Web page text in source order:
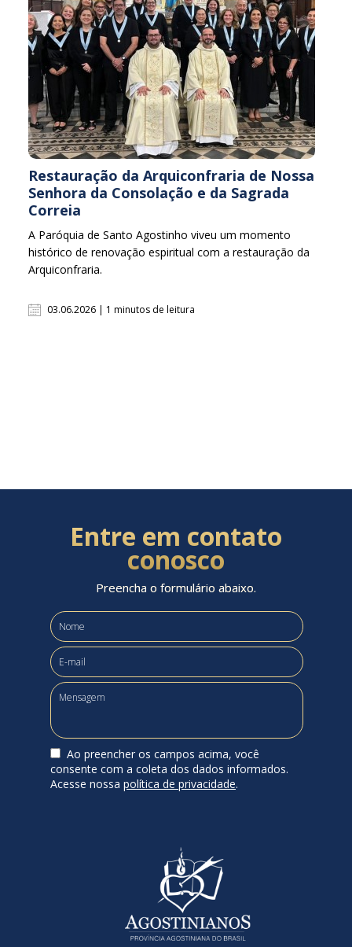
Restauração da Arquiconfraria de Nossa
Senhora da Consolação e da Sagrada
Correia
A Paróquia de Santo Agostinho viveu um momento
histórico de renovação espiritual com a restauração da
Arquiconfraria.
03.06.2026 | 1 minutos de leitura
Entre em contato
conosco
Preencha o formulário abaixo.
Ao preencher os campos acima, você
consente com a coleta dos dados informados.
Acesse nossa política de privacidade.